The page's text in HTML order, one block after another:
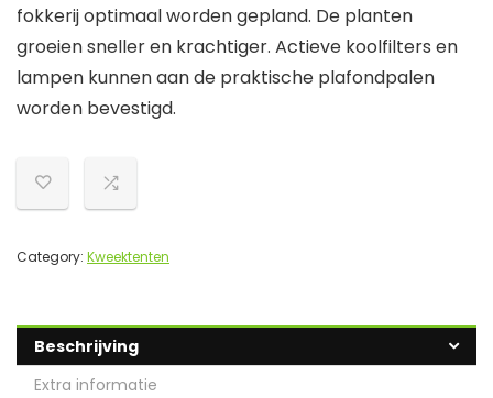
fokkerij optimaal worden gepland. De planten
groeien sneller en krachtiger. Actieve koolfilters en
lampen kunnen aan de praktische plafondpalen
worden bevestigd.
Category: Kweektenten
Beschrijving
Extra informatie